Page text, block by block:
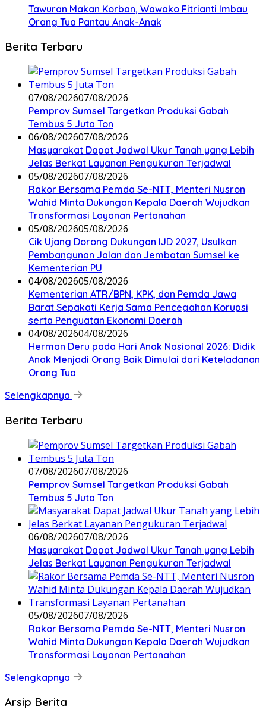
Tawuran Makan Korban, Wawako Fitrianti Imbau
Orang Tua Pantau Anak-Anak
Berita Terbaru
07/08/202607/08/2026
Pemprov Sumsel Targetkan Produksi Gabah
Tembus 5 Juta Ton
06/08/202607/08/2026
Masyarakat Dapat Jadwal Ukur Tanah yang Lebih
Jelas Berkat Layanan Pengukuran Terjadwal
05/08/202607/08/2026
Rakor Bersama Pemda Se-NTT, Menteri Nusron
Wahid Minta Dukungan Kepala Daerah Wujudkan
Transformasi Layanan Pertanahan
05/08/202605/08/2026
Cik Ujang Dorong Dukungan IJD 2027, Usulkan
Pembangunan Jalan dan Jembatan Sumsel ke
Kementerian PU
04/08/202605/08/2026
Kementerian ATR/BPN, KPK, dan Pemda Jawa
Barat Sepakati Kerja Sama Pencegahan Korupsi
serta Penguatan Ekonomi Daerah
04/08/202604/08/2026
Herman Deru pada Hari Anak Nasional 2026: Didik
Anak Menjadi Orang Baik Dimulai dari Keteladanan
Orang Tua
Selengkapnya
Berita Terbaru
07/08/202607/08/2026
Pemprov Sumsel Targetkan Produksi Gabah
Tembus 5 Juta Ton
06/08/202607/08/2026
Masyarakat Dapat Jadwal Ukur Tanah yang Lebih
Jelas Berkat Layanan Pengukuran Terjadwal
05/08/202607/08/2026
Rakor Bersama Pemda Se-NTT, Menteri Nusron
Wahid Minta Dukungan Kepala Daerah Wujudkan
Transformasi Layanan Pertanahan
Selengkapnya
Arsip Berita